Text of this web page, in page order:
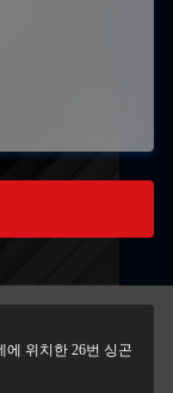
에 위치한 26번 싱곤